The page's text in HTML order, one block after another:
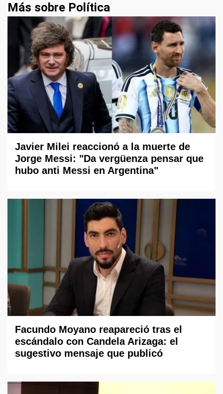
Más sobre Política
Javier Milei reaccionó a la muerte de
Jorge Messi: "Da vergüenza pensar que
hubo anti Messi en Argentina"
Facundo Moyano reapareció tras el
escándalo con Candela Arizaga: el
sugestivo mensaje que publicó